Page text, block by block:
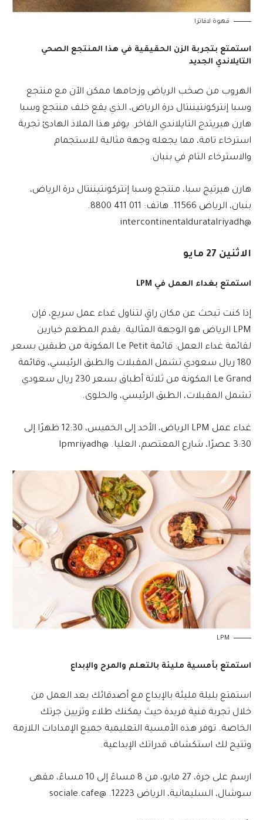
قهوة لافاتزا
استمتع بتجربة الزن الحقيقية في هذا المنتجع الصحي
التايلاندي الجديد
الهروب من صخب الرياض وزحامها ممكن الآن مع منتجع
وسبا إنتركونتيننتال درة الرياض، الذي يقع خلف منتجع وسبا
هارن هيريتدج التايلاندي الفاخر. يوفر هذا الملاذ الهادئ تجربة
استرخاء تامة، مما يجعله وجهة مثالية للاستجمام
والاسترخاء التام في بنبان.
هارن هيرتيج سبا، منتجع وسبا إنتركونتيننتال درة الرياض،
بنبان، الرياض 11566. هاتف: 011 411 8800.
@intercontinentalduratalriyadh
الاثنين 27 مايو
استمتع بغداء العمل في LPM
إذا كنت تبحث عن مكان راقٍ لتناول غداء عمل سريع، فإن
LPM الرياض هو الوجهة المثالية. يقدم المطعم خيارين
لقائمة غداء العمل: قائمة Le Petit المكونة من طبقين بسعر
180 ريال سعودي تشمل المقبلات والطبق الرئيسي، وقائمة
Le Grand المكونة من ثلاثة أطباق بسعر 230 ريال سعودي
تشمل المقبلات، الطبق الرئيسي، والحلوى.
غداء عمل LPM الرياض، الأحد إلى الخميس، 12:30 ظهرًا إلى
3:30 عصرًا، شارع المعتصم، العليا. @lpmriyadh
LPM
استمتع بأمسية مليئة بالتعلم والمرح والإبداع
استمتع بليلة مليئة بالإبداع مع أصدقائك بعد العمل من
خلال تجربة فنية فريدة حيث يمكنك طلاء وتزيين جرتك
الخاصة. توفر هذه الأمسية التعليمية جميع الإمدادات اللازمة
وتتيح لك استكشاف قدراتك الإبداعية.
ارسم على جرة، 27 مايو، من 8 مساءً إلى 10 مساءً، مقهى
سوشال، السليمانية، الرياض 12223. @sociale.cafe